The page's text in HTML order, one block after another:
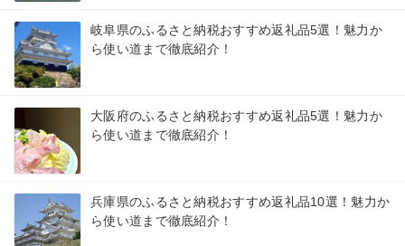
岐阜県のふるさと納税おすすめ返礼品5選！魅力か
ら使い道まで徹底紹介！
大阪府のふるさと納税おすすめ返礼品5選！魅力か
ら使い道まで徹底紹介！
兵庫県のふるさと納税おすすめ返礼品10選！魅力か
ら使い道まで徹底紹介！